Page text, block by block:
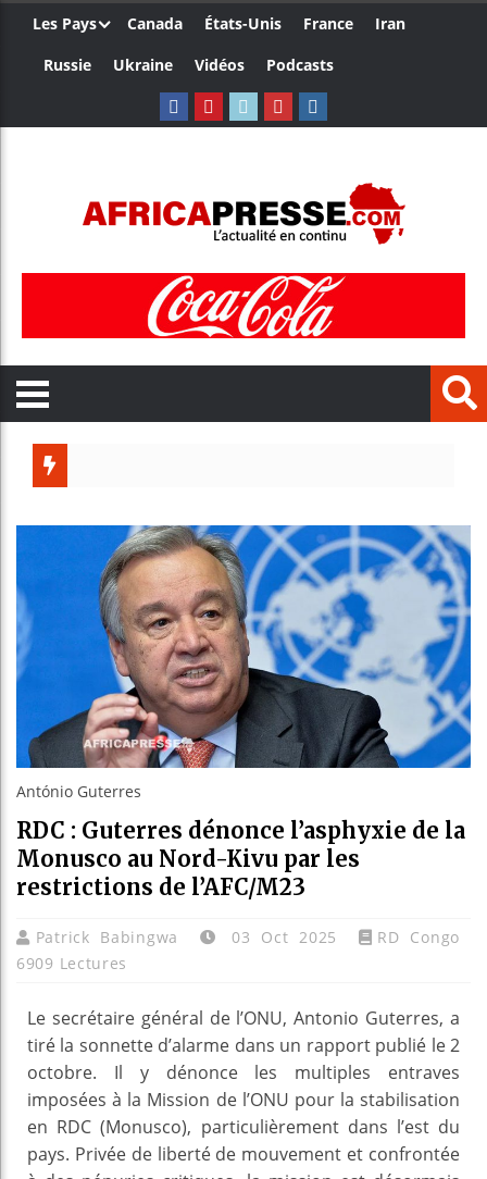
Les Pays Canada États-Unis France
Iran
Russie
Ukraine Vidéos Podcasts
Bénin
Aliko
António Guterres
RDC : Guterres dénonce l’asphyxie de la
Monusco au Nord-Kivu par les
restrictions de l’AFC/M23
Patrick Babingwa 03 Oct 2025
RD Congo
6909 Lectures
Le secrétaire général de l’ONU, Antonio Guterres, a
tiré la sonnette d’alarme dans un rapport publié le 2
octobre. Il y dénonce les multiples entraves
imposées à la Mission de l’ONU pour la stabilisation
en RDC (Monusco), particulièrement dans l’est du
pays. Privée de liberté de mouvement et confrontée